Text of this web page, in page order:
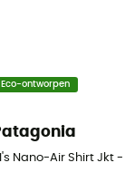
Eco-ontworpen
Nano-Air Shirt Jkt